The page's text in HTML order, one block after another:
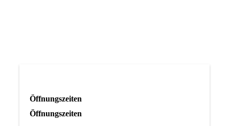
Öffnungszeiten
Öffnungszeiten